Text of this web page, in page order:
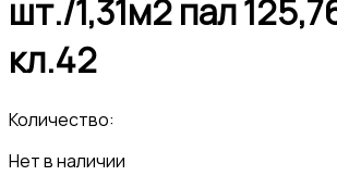
шт./1,31м2 пал
кл.42
Количество:
Нет в наличии